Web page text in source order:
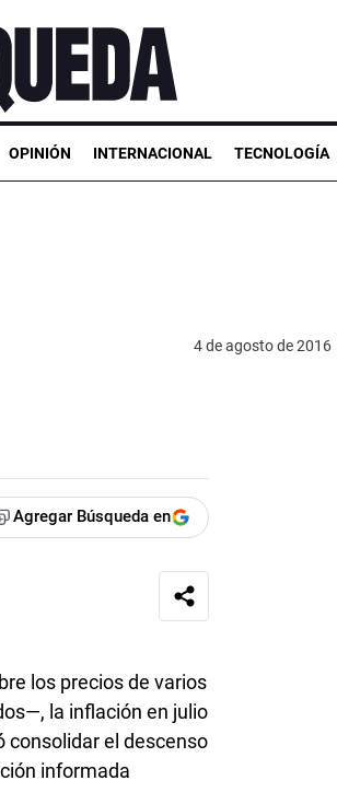
OPINIÓN INTERNACIONAL TECNOLOGÍA
4 de agosto de 2016
Agregar Búsqueda en
los precios de varios
la inflación en julio
consolidar el descenso
informada